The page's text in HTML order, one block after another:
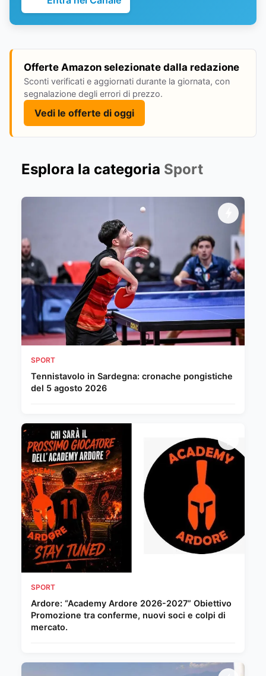
Offerte Amazon selezionate dalla redazione
Sconti verificati e aggiornati durante la giornata, con
segnalazione degli errori di prezzo.
Vedi le offerte di oggi
Esplora la categoria Sport
SPORT
Tennistavolo in Sardegna: cronache pongistiche
del 5 agosto 2026
SPORT
Ardore: “Academy Ardore 2026-2027” Obiettivo
Promozione tra conferme, nuovi soci e colpi di
mercato.